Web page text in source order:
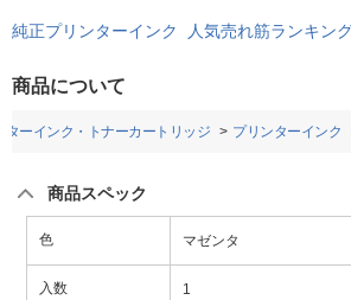
純正プリンターインク 人気売れ筋ランキン
商品について
ターインク・トナーカートリッジ プリンターインク
商品スペック
色 マゼンタ
入数 1